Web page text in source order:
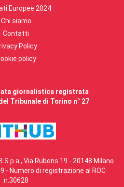
Europee 2024
Chi siamo
Contatti
Policy
policy
giornalistica registrata
Tribunale di Torino n° 27
Via Rubens 19 - 20148 Milano
- Numero di registrazione al ROC
n.30628